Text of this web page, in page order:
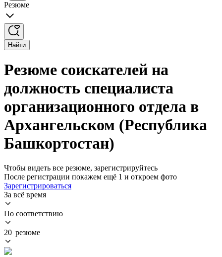
Резюме
Найти
Резюме соискателей на
должность специалиста
организационного отдела в
Архангельском (Республика
Башкортостан)
Чтобы видеть все резюме, зарегистрируйтесь
После регистрации покажем ещё 1 и откроем фото
Зарегистрироваться
За всё время
По соответствию
20 резюме